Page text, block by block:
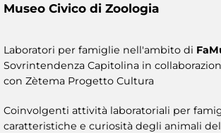
Museo Civico di Zoologia
Laboratori per famiglie nell'ambito di
Sovrintendenza Capitolina in
con Zètema Progetto Cultura
Coinvolgenti attività laboratoriali per
caratteristiche e curiosità degli animali